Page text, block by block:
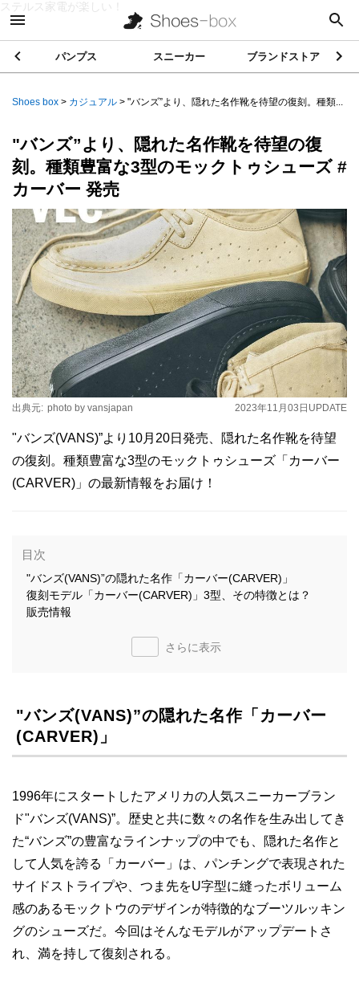
ステルス家電が楽しい！
パンプス スニーカー ブランドストア
Shoes box > カジュアル > "バンズ”より、隠れた名作靴を待望の復刻。種類...
"バンズ”より、隠れた名作靴を待望の復
刻。種類豊富な3型のモックトゥシューズ #
カーバー 発売
2023年11月03日 UPDATE
出典元: photo by vansjapan
"バンズ(VANS)”より10月20日発売、隠れた名作靴を待望
の復刻。種類豊富な3型のモックトゥシューズ「カーバー
(CARVER)」の最新情報をお届け！
目次
"バンズ(VANS)”の隠れた名作「カーバー(CARVER)」
復刻モデル「カーバー(CARVER)」3型、その特徴とは？
販売情報
さらに表示
"バンズ(VANS)”の隠れた名作「カーバー
(CARVER)」
1996年にスタートしたアメリカの人気スニーカーブラン
ド"バンズ(VANS)”。歴史と共に数々の名作を生み出してき
た“バンズ”の豊富なラインナップの中でも、隠れた名作と
して人気を誇る「カーバー」は、パンチングで表現された
サイドストライプや、つま先をU字型に縫ったボリューム
感のあるモックトウのデザインが特徴的なブーツルッキン
グのシューズだ。今回はそんなモデルがアップデートさ
れ、満を持して復刻される。